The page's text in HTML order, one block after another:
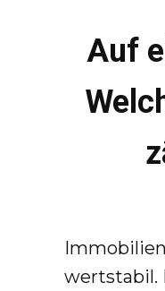
Auf
wertstabil.